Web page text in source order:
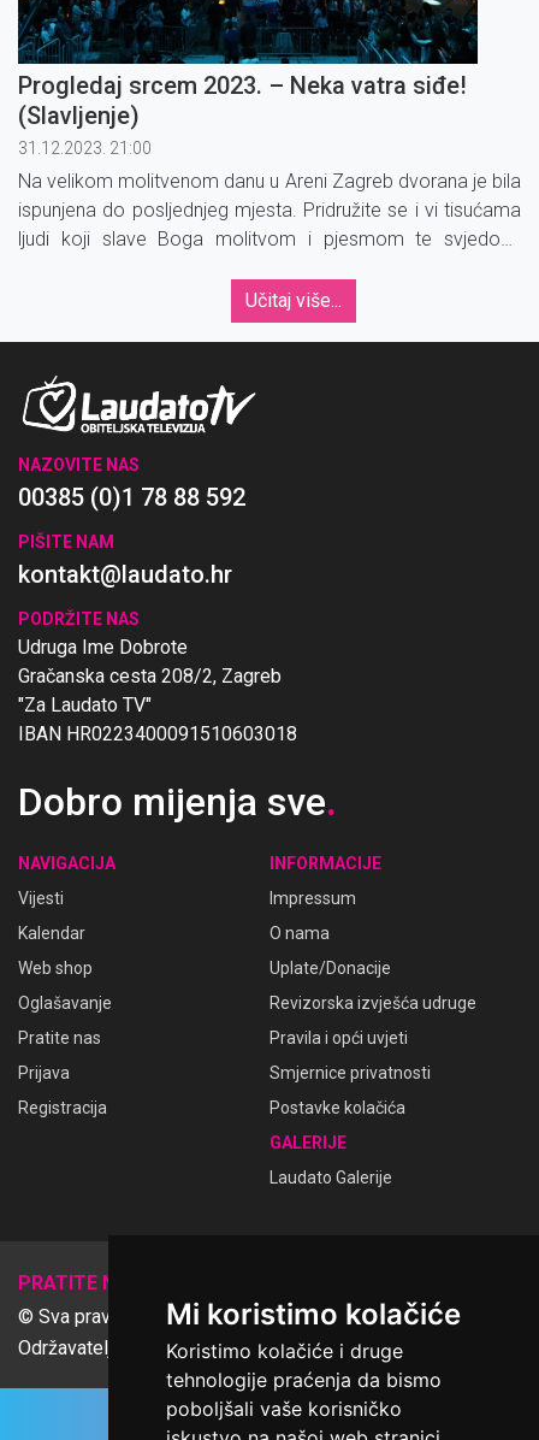
Mi koristimo kolačiće
Koristimo kolačiće i druge
tehnologije praćenja da bismo
poboljšali vaše korisničko
Progledaj srcem 2023. – Neka vatra siđe!
(Slavljenje)
31.12.2023. 21:00
Na velikom molitvenom danu u Areni Zagreb dvorana je bila
ispunjena do posljednjeg mjesta. Pridružite se i vi tisućama
ljudi koji slave Boga molitvom i pjesmom te svjedoče
Učitaj više...
NAZOVITE NAS
00385 (0)1 78 88 592
PIŠITE NAM
kontakt@laudato.hr
PODRŽITE NAS
Udruga Ime Dobrote
Gračanska cesta 208/2, Zagreb
"Za Laudato TV"
IBAN HR0223400091510603018
Dobro mijenja sve.
NAVIGACIJA
Vijesti
Kalendar
Web shop
Oglašavanje
Pratite nas
Prijava
Registracija
INFORMACIJE
Impressum
O nama
Uplate/Donacije
Revizorska izvješća udruge
Pravila i opći uvjeti
Smjernice privatnosti
Postavke kolačića
GALERIJE
Laudato Galerije
PRATITE NAS
© Sva prava pridržana Udruga Ime dobrote
Održavatelj Netcom d.o.o., Riva 6, Rijeka